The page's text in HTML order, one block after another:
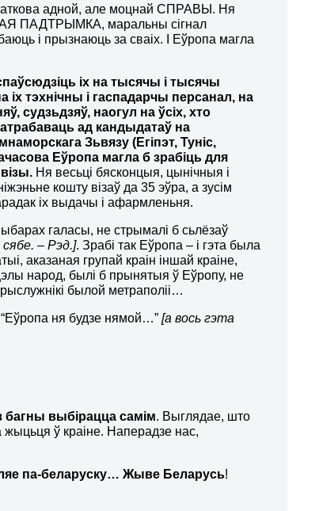
адной, але моцнай СПРАВЫ. Ня
ПАДТРЫМКА, маральны сігнал
і прызнаюць за сваіх. І Еўропа магла
іх на тысячы і тысячы
іх тэхнічны і гаспадарчы персанал, на
судзьдзяў, наогул на ўсіх, хто
ад кандыдатаў на
Зьвязу (Егіпэт, Туніс,
Еўропа магла б зрабіць для
Ня весьці бясконцыя, цынічныя і
кошту візаў да 35 эўра, а зусім
іх выдачы і афармленьня.
галасы, не стрымалі б сьлёзаў
– Рэд.]. Зрабі так Еўропа – і гэта была
аказаная групай краін іншай краіне,
народ, былі б прынятыя ў Еўропу, не
былой метраполіі…
ня будзе нямой…”[а вось гэта
багны выбірацца самім. Выглядае, што
жыцьця ў краіне. Наперадзе нас,
па-беларуску…Жыве Беларусь!